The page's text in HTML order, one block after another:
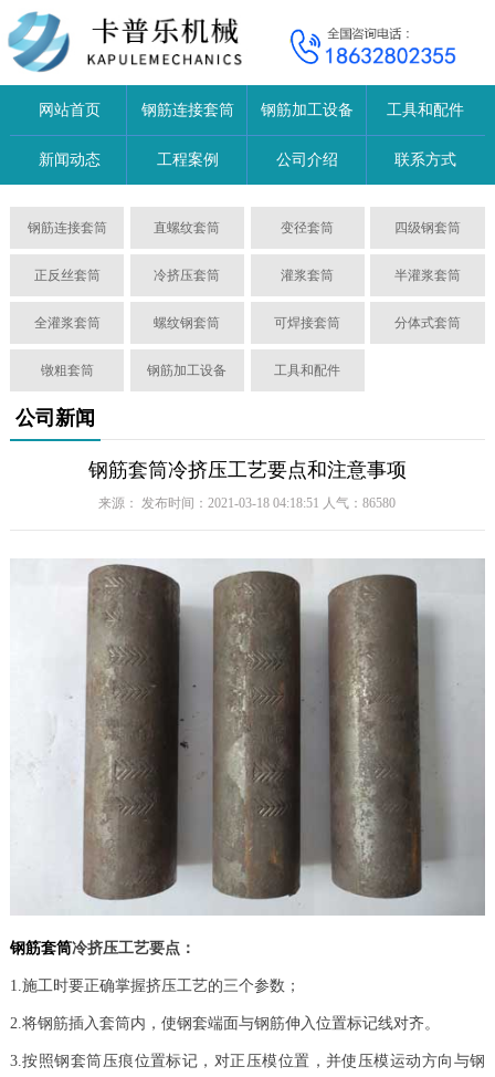
网站首页 钢筋连接套筒 钢筋加工设备 工具和配件
新闻动态 工程案例 公司介绍 联系方式
钢筋连接套筒 直螺纹套筒 变径套筒 四级钢套筒
正反丝套筒 冷挤压套筒 灌浆套筒 半灌浆套筒
全灌浆套筒 螺纹钢套筒 可焊接套筒 分体式套筒
镦粗套筒 钢筋加工设备 工具和配件
公司新闻
钢筋套筒冷挤压工艺要点和注意事项
来源： 发布时间：2021-03-18 04:18:51 人气：86580
钢筋套筒冷挤压工艺要点：
1.施工时要正确掌握挤压工艺的三个参数；
2.将钢筋插入套筒内，使钢套端面与钢筋伸入位置标记线对齐。
3.按照钢套筒压痕位置标记，对正压模位置，并使压模运动方向与钢